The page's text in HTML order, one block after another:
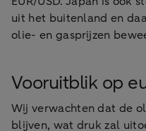
uit het buitenland en
olie- en gasprijzen
Vooruitblik op
Wij verwachten dat de
blijven, wat druk zal